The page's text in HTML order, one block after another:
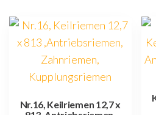
Nr.16, Keilriemen 12,7 x